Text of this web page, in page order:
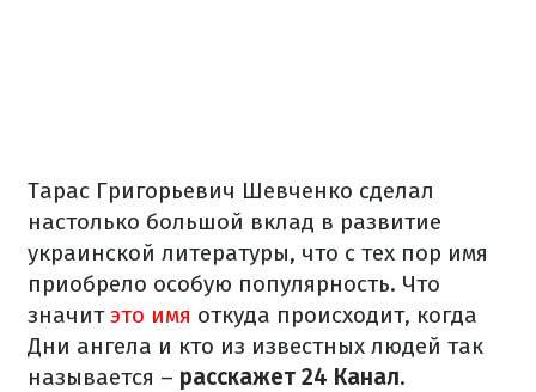
Тарас Григорьевич Шевченко сделал
настолько большой вклад в развитие
украинской литературы, что с тех пор имя
приобрело особую популярность. Что
значитэто имя откуда происходит, когда
Дни ангела и кто из известных людей так
называется – расскажет 24 Канал.